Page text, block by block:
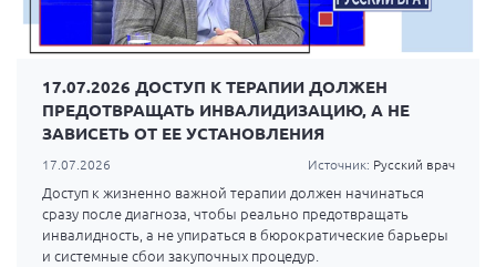
17.07.2026 ДОСТУП К ТЕРАПИИ ДОЛЖЕН
ПРЕДОТВРАЩАТЬ ИНВАЛИДИЗАЦИЮ, А НЕ
ЗАВИСЕТЬ ОТ ЕЕ УСТАНОВЛЕНИЯ
17.07.2026 Источник: Русский врач
Доступ к жизненно важной терапии должен начинаться
сразу после диагноза, чтобы реально предотвращать
инвалидность, а не упираться в бюрократические барьеры
и системные сбои закупочных процедур.